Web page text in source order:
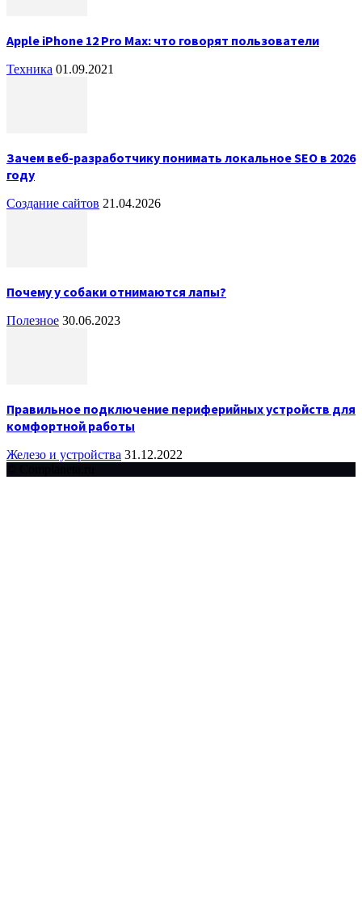
Apple iPhone 12 Pro Max: что говорят пользователи
Техника 01.09.2021
Зачем веб-разработчику понимать локальное SEO в 2026
году
Создание сайтов 21.04.2026
Почему у собаки отнимаются лапы?
Полезное 30.06.2023
Правильное подключение периферийных устройств для
комфортной работы
Железо и устройства 31.12.2022